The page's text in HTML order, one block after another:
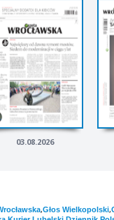
03.08.2026
,Głos Wielkopolski,